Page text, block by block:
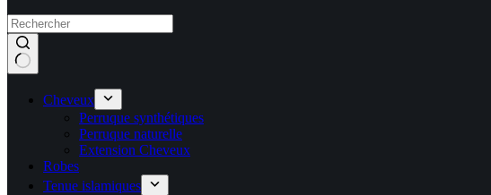
Cheveux
Perruque synthétiques
Perruque naturelle
Extension Cheveux
Robes
Tenue islamiques